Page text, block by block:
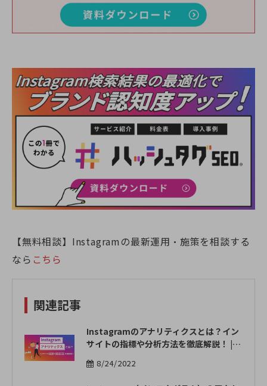
【無料相談】Instagramの最新運用・施策を相談する
なら こちら
関連記事
Instagramのアナリティクスとは？イン
サイトの指標や分析方法を徹底解説！ | O
8/24/2022